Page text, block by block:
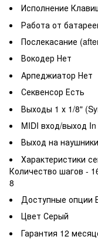
Исполнение
Работа от
Послекасание
Вокодер Нет
Арпеджиатор Нет
Секвенсор Есть
Выходы 1 х 1/8"
MIDI вход/выход In
Выход на наушники
Характеристики
Количество шагов -
8
Доступные опции
Цвет Серый
Гарантия 12